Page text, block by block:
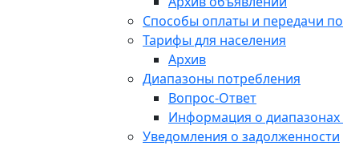
Способы оплаты и передачи
Тарифы для населения
Архив
Диапазоны потребления
Вопрос-Ответ
Информация о диапазонах
Уведомления о задолженности